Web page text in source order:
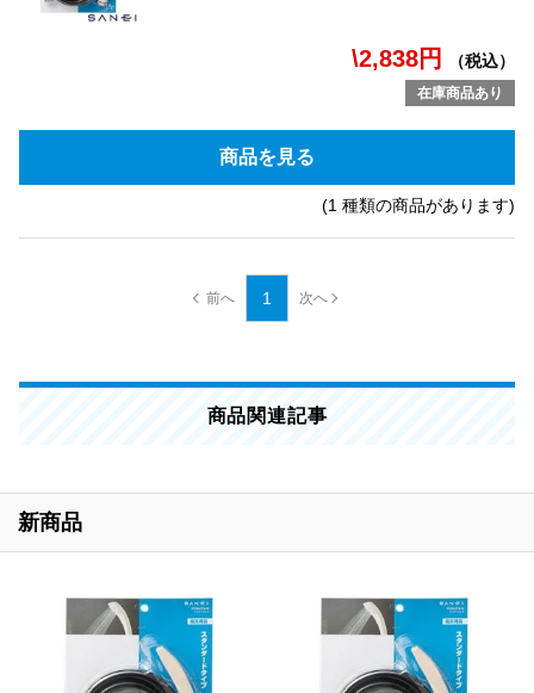
\2,838円 （税込）
在庫商品あり
商品を見る
(1 種類の商品があります)
1
商品関連記事
新商品